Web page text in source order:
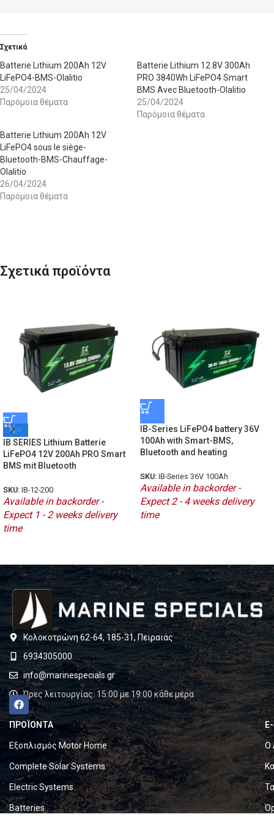
Σχετικά
Batterie Lithium 200Ah 12V
LiFePO4-BMS-Olalitio
25/04/2024
Παρόμοια θέματα
Batterie Lithium 12.8V 300Ah
PRO 3840Wh LiFePO4 Smart
BMS Avec Bluetooth-Olalitio
25/04/2024
Παρόμοια θέματα
Batterie Lithium 200Ah 12V
LiFePO4 sous le siège-
Bluetooth-BMS-Chauffage-
Olalitio
26/04/2024
Παρόμοια θέματα
Σχετικά προϊόντα
ΝΕΟ
IB SERIES Lithium Batterie
LiFePO4 12V 200Ah PRO Smart
BMS mit Bluetooth
SKU: IB-12-200
Available in backorder -
Expect 1 - 2 weeks delivery
time
IB-Series LiFePO4 battery 36V
100Ah with Smart-BMS,
Bluetooth and heating
SKU: IB-Series 36V 100Ah
Available in backorder -
Expect 2 - 4 weeks delivery
time
Κολοκοτρώνη 62-64, 185-31, Πειραιάς
6934305000
info@marinespecials.gr
Ώρες λειτουργίας: 15:00 με 19:00 κάθε μέρα
ΠΡΟΪΟΝΤΑ
Εξοπλισμός Motor Home
Complete Solar Systems
Electric Systems
Batteries
Ο